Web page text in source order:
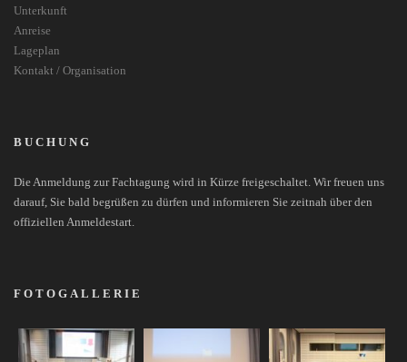
Unterkunft
Anreise
Lageplan
Kontakt / Organisation
BUCHUNG
Die Anmeldung zur Fachtagung wird in Kürze freigeschaltet. Wir freuen uns
darauf, Sie bald begrüßen zu dürfen und informieren Sie zeitnah über den
offiziellen Anmeldestart.
FOTOGALLERIE